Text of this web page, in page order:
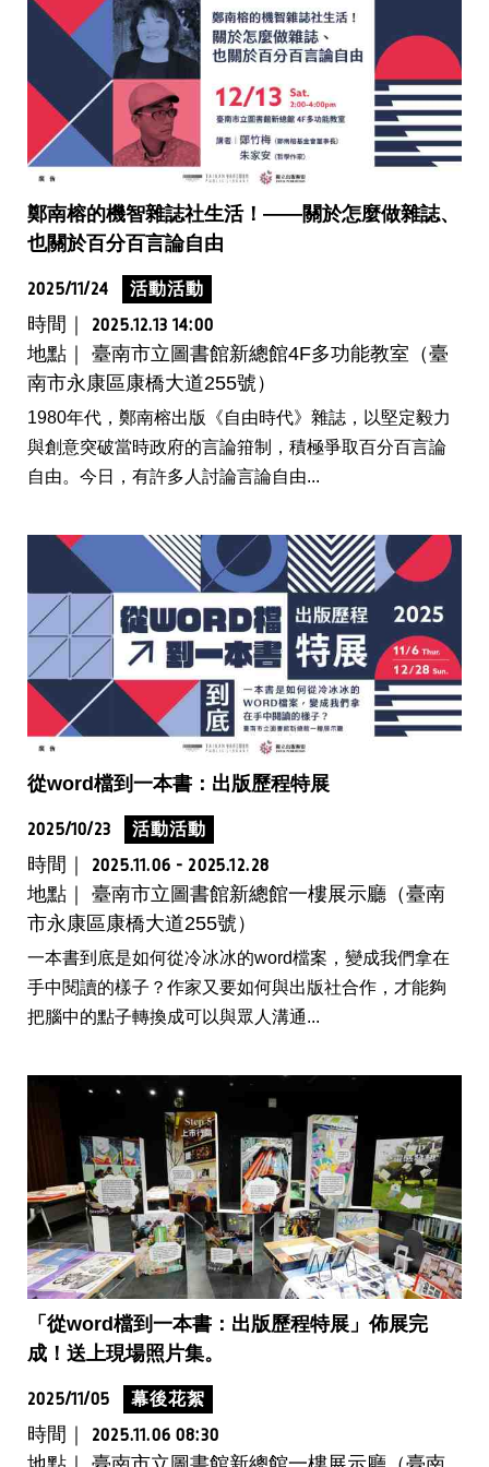
鄭南榕的機智雜誌社生活！——關於怎麼做雜誌、
也關於百分百言論自由
2025/11/24 活動活動
時間｜ 2025.12.13 14:00
地點｜ 臺南市立圖書館新總館4F多功能教室（臺
南市永康區康橋大道255號）
1980年代，鄭南榕出版《自由時代》雜誌，以堅定毅力
與創意突破當時政府的言論箝制，積極爭取百分百言論
自由。今日，有許多人討論言論自由...
從word檔到一本書：出版歷程特展
2025/10/23 活動活動
時間｜ 2025.11.06 - 2025.12.28
地點｜ 臺南市立圖書館新總館一樓展示廳（臺南
市永康區康橋大道255號）
一本書到底是如何從冷冰冰的word檔案，變成我們拿在
手中閱讀的樣子？作家又要如何與出版社合作，才能夠
把腦中的點子轉換成可以與眾人溝通...
「從word檔到一本書：出版歷程特展」佈展完
成！送上現場照片集。
2025/11/05 幕後花絮
時間｜ 2025.11.06 08:30